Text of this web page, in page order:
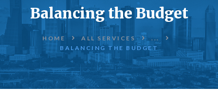
Balancing the Budget
HOME ALL SERVICES
...
BALANCING THE BUDGET
ACCOMPLISHMENTS
ENDORSEMENTS
ELECTION
INFORMATION
DONATE